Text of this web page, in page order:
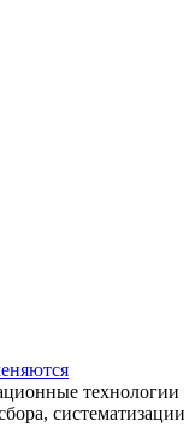
технологии
систематизации